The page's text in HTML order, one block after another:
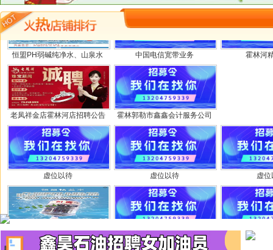
恒盟PH弱碱纯净水、山泉水 中国电信宽带业务 霍林河
老凤祥金店霍林河店招聘公告 霍林郭勒市鑫鑫会计服务公司
虚位以待 虚位以待 虚位